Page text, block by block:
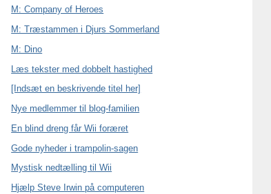
M: Company of Heroes
M: Træstammen i Djurs Sommerland
M: Dino
Læs tekster med dobbelt hastighed
[Indsæt en beskrivende titel her]
Nye medlemmer til blog-familien
En blind dreng får Wii foræret
Gode nyheder i trampolin-sagen
Mystisk nedtælling til Wii
Hjælp Steve Irwin på computeren